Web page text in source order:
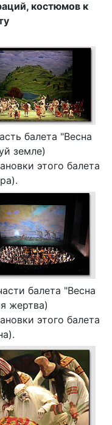
костюмов к
балета "Весна
земле)
этого балета
балета "Весна
жертва)
этого балета